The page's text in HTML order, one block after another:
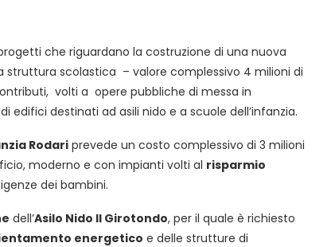
che riguardano la costruzione di una nuova
struttura scolastica – valore complessivo 4 milioni di
volti a opere pubbliche di messa in
edifici destinati ad asili nido e a scuole dell’infanzia.
Rodari prevede un costo complessivo di 3 milioni
moderno e con impianti volti al risparmio
dei bambini.
dell’Asilo Nido II Girotondo, per il quale è richiesto
energetico e delle strutture di